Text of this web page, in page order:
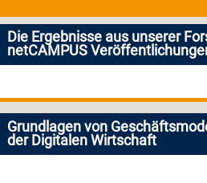
Die Ergebnisse aus unserer
netCAMPUS
Grundlagen von
der Digitalen Wirtschaft